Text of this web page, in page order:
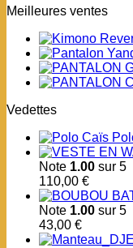
Meilleures ventes
Vedettes
Note 1.00 sur 5
110,00 €
Note 1.00 sur 5
43,00 €